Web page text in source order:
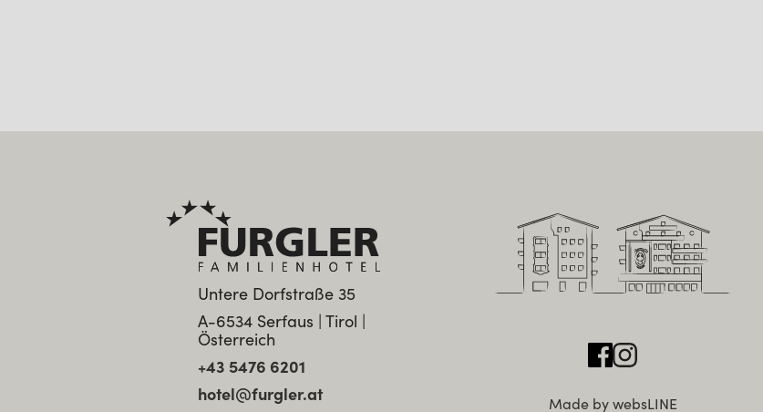
Untere Dorfstraße 35
A-6534 Serfaus | Tirol |
Österreich
+43 5476 6201
hotel@furgler.at
Made by websLINE